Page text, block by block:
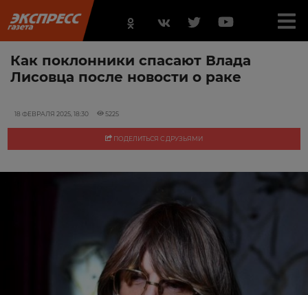
Как поклонники спасают Влада
Лисовца после новости о раке
18 ФЕВРАЛЯ 2025, 18:30 5225
ПОДЕЛИТЬСЯ С ДРУЗЬЯМИ